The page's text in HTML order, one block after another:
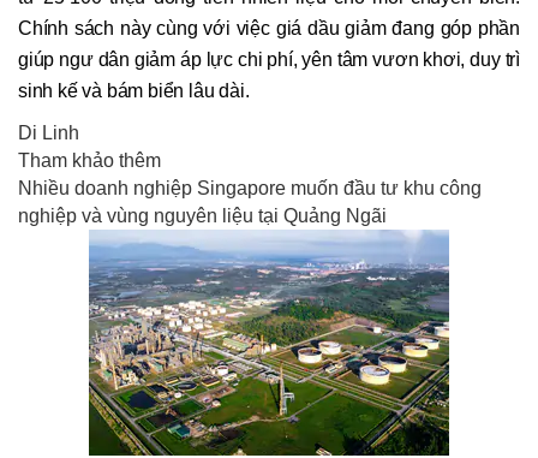
Chính sách này cùng với việc giá dầu giảm đang góp phần
giúp ngư dân giảm áp lực chi phí, yên tâm vươn khơi, duy trì
sinh kế và bám biển lâu dài.
Di Linh
Tham khảo thêm
Nhiều doanh nghiệp Singapore muốn đầu tư khu công
nghiệp và vùng nguyên liệu tại Quảng Ngãi